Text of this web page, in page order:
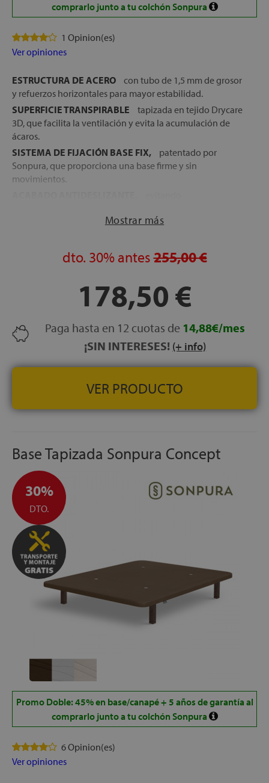
comprarlo junto a tu colchón Sonpura
1 Opinion(es)
Ver opiniones
ESTRUCTURA DE ACERO
con tubo de 1,5 mm de grosor
y refuerzos horizontales para mayor estabilidad.
SUPERFICIE TRANSPIRABLE
tapizada en tejido Drycare
3D, que facilita la ventilación y evita la acumulación de
ácaros.
SISTEMA DE FIJACIÓN BASE FIX,
patentado por
Sonpura, que proporciona una base firme y sin
movimientos.
±6 cm Altura con patas de 25 cm:
COLORES DISPONIBLES:
Gris, beige y chocolate.
adaptarse a cualquier estilo.
FABRICADO EN ESPAÑA con materiales de alta calidad
Mostrar más
dto. 30% antes255,00 €
178,50 €
Paga hasta en 12 cuotas de 14,88€/mes
¡SIN INTERESES! (+ info)
VER PRODUCTO
Base Tapizada Sonpura Concept
30%
DTO.
Promo Doble: 45% en base/canapé + 5 años de garantía al
comprarlo junto a tu colchón Sonpura
6 Opinion(es)
Ver opiniones